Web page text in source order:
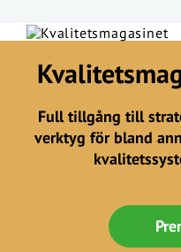
Full tillgång till
verktyg för bland